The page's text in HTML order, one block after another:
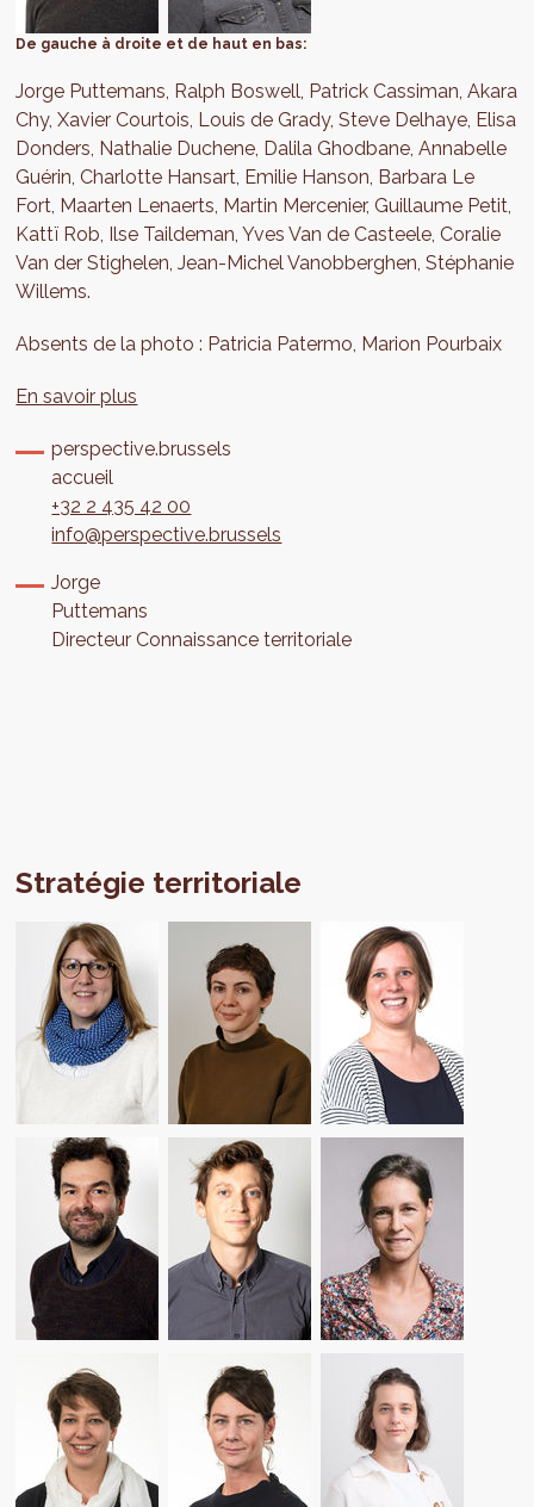
De gauche à droite et de haut en bas:
Jorge Puttemans, Ralph Boswell, Patrick Cassiman, Akara
Chy, Xavier Courtois, Louis de Grady, Steve Delhaye, Elisa
Donders, Nathalie Duchene, Dalila Ghodbane, Annabelle
Guérin, Charlotte Hansart, Emilie Hanson, Barbara Le
Fort, Maarten Lenaerts, Martin Mercenier, Guillaume Petit,
Kattï Rob, Ilse Taildeman, Yves Van de Casteele, Coralie
Van der Stighelen, Jean-Michel Vanobberghen, Stéphanie
Willems.
Absents de la photo : Patricia Patermo, Marion Pourbaix
En savoir plus
perspective.brussels
accueil
+32 2 435 42 00
info@perspective.brussels
Jorge
Puttemans
Directeur Connaissance territoriale
Stratégie territoriale